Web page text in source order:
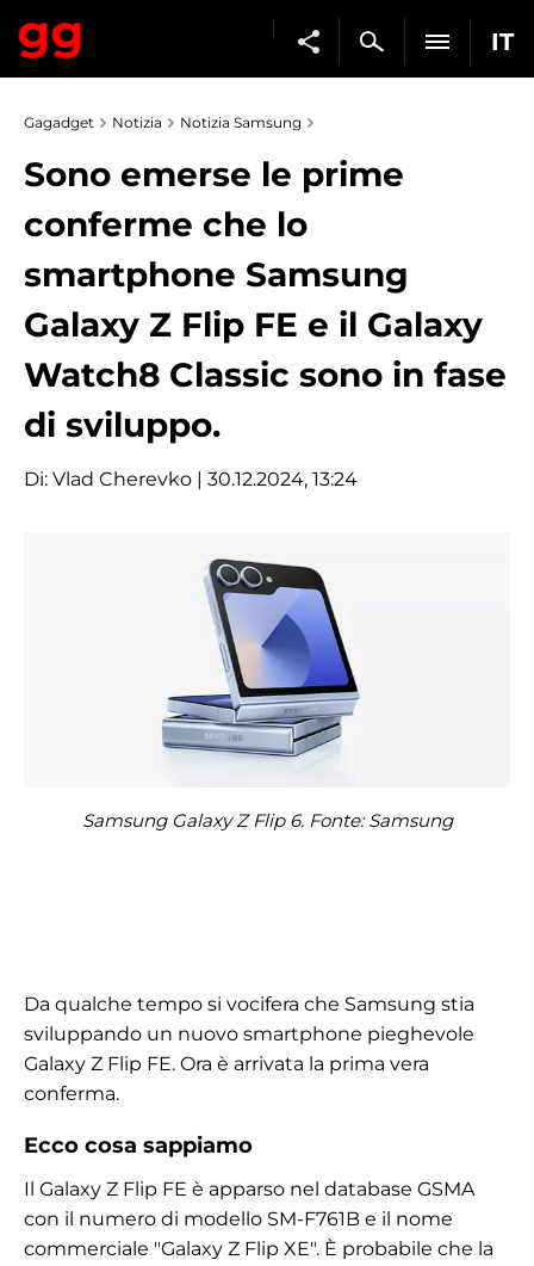
IT
Gagadget Notizia Notizia Samsung
Sono emerse le prime
conferme che lo
smartphone Samsung
Galaxy Z Flip FE e il Galaxy
Watch8 Classic sono in fase
di sviluppo.
Di: Vlad Cherevko | 30.12.2024, 13:24
Samsung Galaxy Z Flip 6. Fonte: Samsung
Da qualche tempo si vocifera che Samsung stia
sviluppando un nuovo smartphone pieghevole
Galaxy Z Flip FE. Ora è arrivata la prima vera
conferma.
Ecco cosa sappiamo
Il Galaxy Z Flip FE è apparso nel database GSMA
con il numero di modello SM-F761B e il nome
commerciale "Galaxy Z Flip XE". È probabile che la